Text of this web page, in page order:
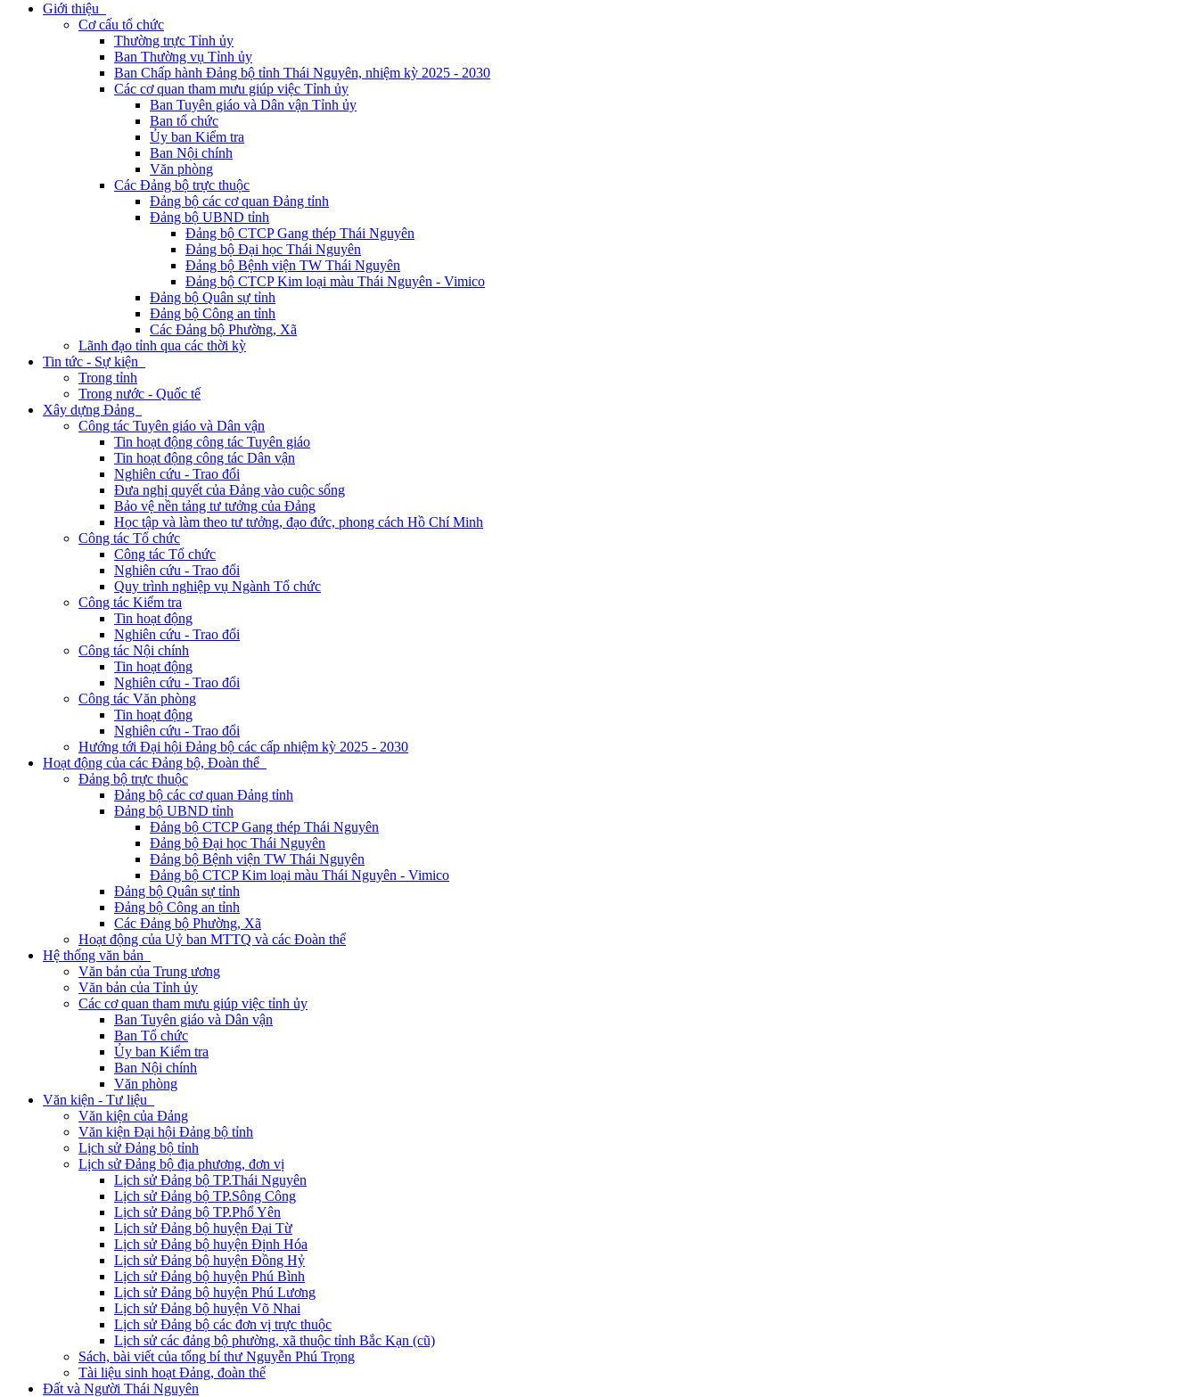
Giới thiệu
Cơ cấu tổ chức
Thường trực Tỉnh ủy
Ban Thường vụ Tỉnh ủy
Ban Chấp hành Đảng bộ tỉnh Thái Nguyên, nhiệm kỳ 2025 - 2030
Các cơ quan tham mưu giúp việc Tỉnh ủy
Ban Tuyên giáo và Dân vận Tỉnh ủy
Ban tổ chức
Ủy ban Kiểm tra
Ban Nội chính
Văn phòng
Các Đảng bộ trực thuộc
Đảng bộ các cơ quan Đảng tỉnh
Đảng bộ UBND tỉnh
Đảng bộ CTCP Gang thép Thái Nguyên
Đảng bộ Đại học Thái Nguyên
Đảng bộ Bệnh viện TW Thái Nguyên
Đảng bộ CTCP Kim loại màu Thái Nguyên - Vimico
Đảng bộ Quân sự tỉnh
Đảng bộ Công an tỉnh
Các Đảng bộ Phường, Xã
Lãnh đạo tỉnh qua các thời kỳ
Tin tức - Sự kiện
Trong tỉnh
Trong nước - Quốc tế
Xây dựng Đảng
Công tác Tuyên giáo và Dân vận
Tin hoạt động công tác Tuyên giáo
Tin hoạt động công tác Dân vận
Nghiên cứu - Trao đổi
Đưa nghị quyết của Đảng vào cuộc sống
Bảo vệ nền tảng tư tưởng của Đảng
Học tập và làm theo tư tưởng, đạo đức, phong cách Hồ Chí Minh
Công tác Tổ chức
Công tác Tổ chức
Nghiên cứu - Trao đổi
Quy trình nghiệp vụ Ngành Tổ chức
Công tác Kiểm tra
Tin hoạt động
Nghiên cứu - Trao đổi
Công tác Nội chính
Tin hoạt động
Nghiên cứu - Trao đổi
Công tác Văn phòng
Tin hoạt động
Nghiên cứu - Trao đổi
Hướng tới Đại hội Đảng bộ các cấp nhiệm kỳ 2025 - 2030
Hoạt động của các Đảng bộ, Đoàn thể
Đảng bộ trực thuộc
Đảng bộ các cơ quan Đảng tỉnh
Đảng bộ UBND tỉnh
Đảng bộ CTCP Gang thép Thái Nguyên
Đảng bộ Đại học Thái Nguyên
Đảng bộ Bệnh viện TW Thái Nguyên
Đảng bộ CTCP Kim loại màu Thái Nguyên - Vimico
Đảng bộ Quân sự tỉnh
Đảng bộ Công an tỉnh
Các Đảng bộ Phường, Xã
Hoạt động của Uỷ ban MTTQ và các Đoàn thể
Hệ thống văn bản
Văn bản của Trung ương
Văn bản của Tỉnh ủy
Các cơ quan tham mưu giúp việc tỉnh ủy
Ban Tuyên giáo và Dân vận
Ban Tổ chức
Ủy ban Kiểm tra
Ban Nội chính
Văn phòng
Văn kiện - Tư liệu
Văn kiện của Đảng
Văn kiện Đại hội Đảng bộ tỉnh
Lịch sử Đảng bộ tỉnh
Lịch sử Đảng bộ địa phương, đơn vị
Lịch sử Đảng bộ TP.Thái Nguyên
Lịch sử Đảng bộ TP.Sông Công
Lịch sử Đảng bộ TP.Phổ Yên
Lịch sử Đảng bộ huyện Đại Từ
Lịch sử Đảng bộ huyện Định Hóa
Lịch sử Đảng bộ huyện Đồng Hỷ
Lịch sử Đảng bộ huyện Phú Bình
Lịch sử Đảng bộ huyện Phú Lương
Lịch sử Đảng bộ huyện Võ Nhai
Lịch sử Đảng bộ các đơn vị trực thuộc
Lịch sử các đảng bộ phường, xã thuộc tỉnh Bắc Kạn (cũ)
Sách, bài viết của tổng bí thư Nguyễn Phú Trọng
Tài liệu sinh hoạt Đảng, đoàn thể
Đất và Người Thái Nguyên